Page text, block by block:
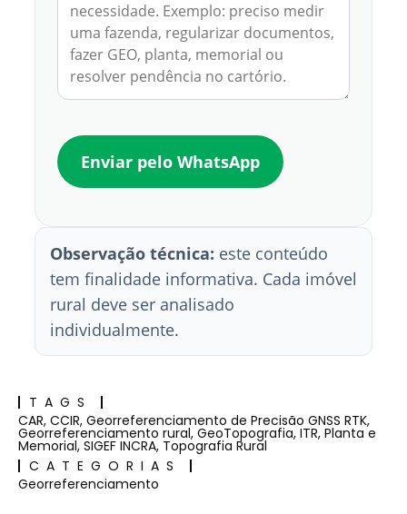
Enviar pelo WhatsApp
Observação técnica: este conteúdo
tem finalidade informativa. Cada imóvel
rural deve ser analisado
individualmente.
TAGS
CAR, CCIR, Georreferenciamento de Precisão GNSS RTK,
Georreferenciamento rural, GeoTopografia, ITR, Planta e
Memorial, SIGEF INCRA, Topografia Rural
CATEGORIAS
Georreferenciamento